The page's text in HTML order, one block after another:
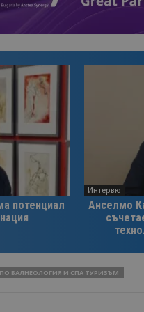
потенциал
Интервю
Анселмо
БАЛНЕОЛОГИЯ И СПА ТУРИЗЪМ